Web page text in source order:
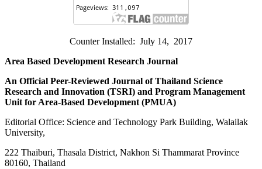
Counter Installed: July 14, 2017
Area Based Development Research Journal
An Official Peer-Reviewed Journal of Thailand Science
Research and Innovation (TSRI) and Program Management
Unit for Area-Based Development (PMUA)
Editorial Office: Science and Technology Park Building, Walailak
University,
222 Thaiburi, Thasala District, Nakhon Si Thammarat Province
80160, Thailand